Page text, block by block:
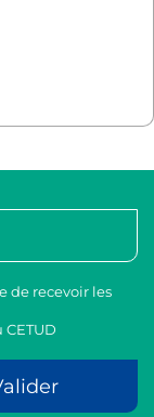
de recevoir les